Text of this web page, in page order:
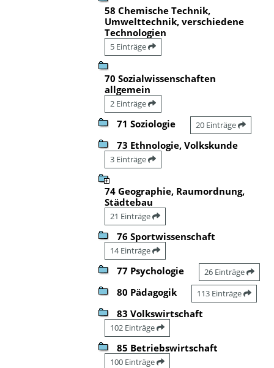
58 Chemische Technik,
Umwelttechnik, verschiedene
Technologien
5 Einträge
70 Sozialwissenschaften
allgemein
2 Einträge
71 Soziologie 20 Einträge
73 Ethnologie, Volkskunde
3 Einträge
74 Geographie, Raumordnung,
Städtebau
21 Einträge
76 Sportwissenschaft
14 Einträge
77 Psychologie 26 Einträge
80 Pädagogik 113 Einträge
83 Volkswirtschaft
102 Einträge
85 Betriebswirtschaft
100 Einträge